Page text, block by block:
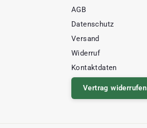
AGB
Datenschutz
Versand
Widerruf
Kontaktdaten
Vertrag widerrufen